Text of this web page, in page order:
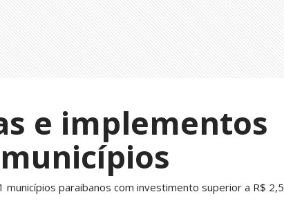
e implementos
paraibanos com investimento superior a R$ 2,5